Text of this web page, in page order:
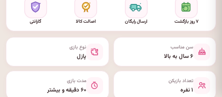
۷ روز بازگشت ارسال رایگان اصالت کالا گارانتی
سن مناسب
۶ سال به بالا
نوع بازی
پازل
تعداد بازیکن
۱ نفره
مدت بازی
۶۰ دقیقه و بیشتر